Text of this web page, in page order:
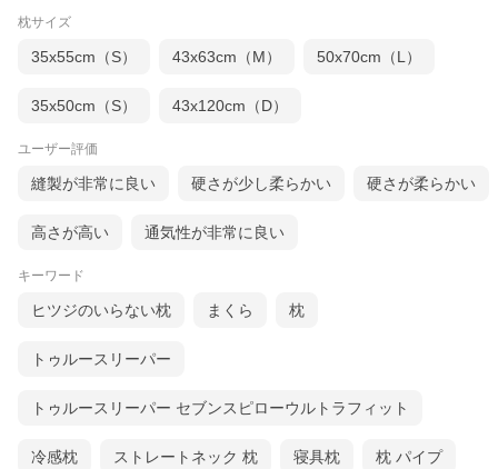
大切なのは、無理に頭を持ち上げるような高すぎる枕ではなく、
隙間を埋めるのに必要なだけの高さで、やさしく受け止め支えて
くれる枕を選ぶことなのです。
枕サイズ
35x55cm（S） 43x63cm（M） 50x70cm（L）
35x50cm（S） 43x120cm（D）
ユーザー評価
縫製が非常に良い 硬さが少し柔らかい 硬さが柔らかい
高さが高い 通気性が非常に良い
キーワード
ヒツジのいらない枕 まくら 枕
トゥルースリーパー
トゥルースリーパー セブンスピローウルトラフィット
冷感枕 ストレートネック 枕 寝具枕 枕 パイプ